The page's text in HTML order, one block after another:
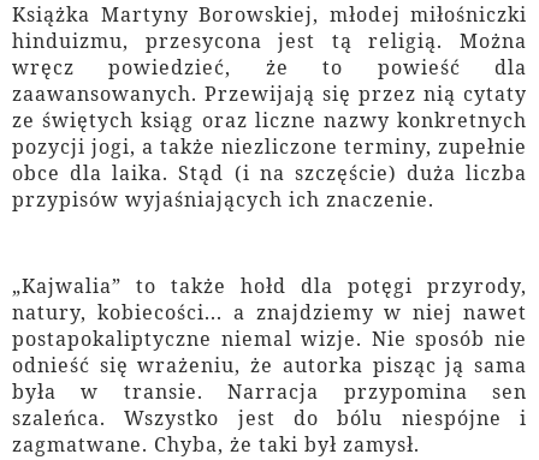
Książka Martyny Borowskiej, młodej miłośniczki
hinduizmu, przesycona jest tą religią. Można
wręcz powiedzieć, że to powieść dla
zaawansowanych. Przewijają się przez nią cytaty
ze świętych ksiąg oraz liczne nazwy konkretnych
pozycji jogi, a także niezliczone terminy, zupełnie
obce dla laika. Stąd (i na szczęście) duża liczba
przypisów wyjaśniających ich znaczenie.
„Kajwalia” to także hołd dla potęgi przyrody,
natury, kobiecości... a znajdziemy w niej nawet
postapokaliptyczne niemal wizje. Nie sposób nie
odnieść się wrażeniu, że autorka pisząc ją sama
była w transie. Narracja przypomina sen
szaleńca. Wszystko jest do bólu niespójne i
zagmatwane. Chyba, że taki był zamysł.